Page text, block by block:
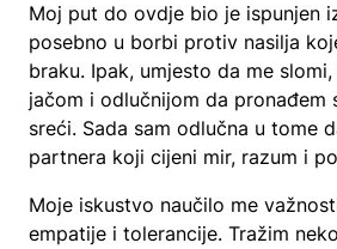
Moj put do ovdje bio je ispunjen
posebno u borbi protiv nasilja
braku. Ipak, umjesto da me
jačom i odlučnijom da pronađem
sreći. Sada sam odlučna u tome
partnera koji cijeni mir, razum i
Moje iskustvo naučilo me
empatije i tolerancije. Tražim